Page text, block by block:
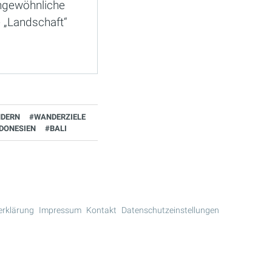
#WANDERZIELE
#BALI
Impressum Kontakt Datenschutzeinstellungen